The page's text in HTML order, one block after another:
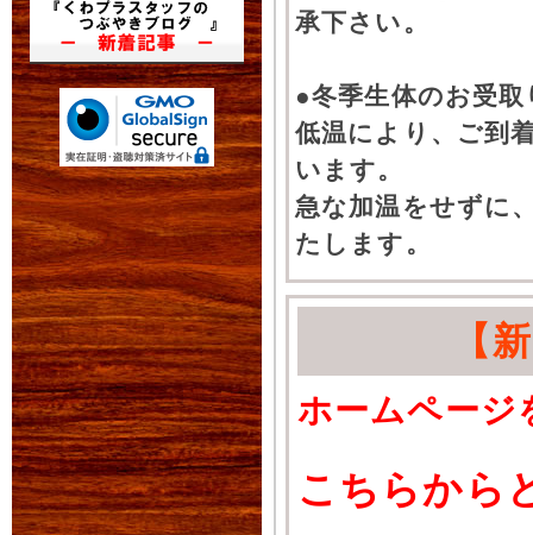
承下さい。
●冬季生体のお受
低温により、ご到
います。
急な加温をせずに
たします。
【
ホームページ
こちらから